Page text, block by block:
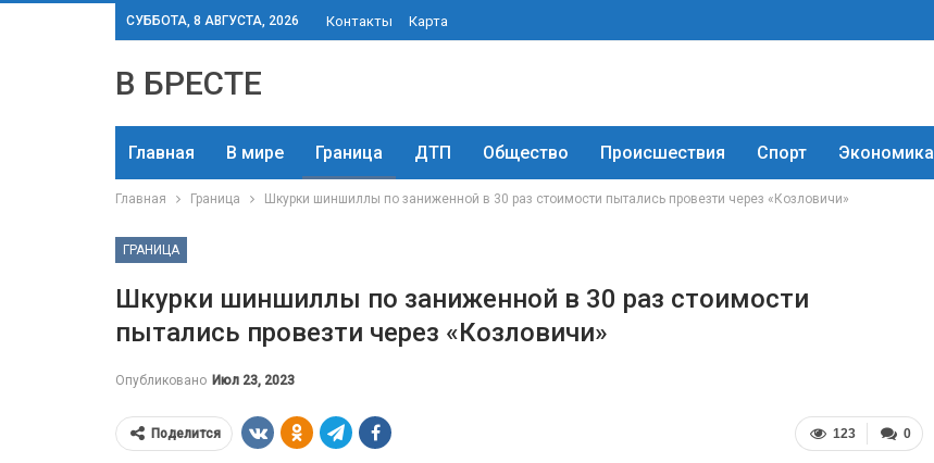
СУББОТА, 8 АВГУСТА, 2026 Контакты Карта
В БРЕСТЕ
Главная В мире Граница ДТП Общество Происшествия Спорт Экономика
Главная Граница Шкурки шиншиллы по заниженной в 30 раз стоимости пытались провезти через «Козловичи»
ГРАНИЦА
Шкурки шиншиллы по заниженной в 30 раз стоимости
пытались провезти через «Козловичи»
Опубликовано Июл 23, 2023
0
123
Поделится